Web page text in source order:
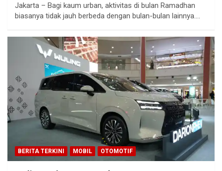
Jakarta – Bagi kaum urban, aktivitas di bulan Ramadhan
biasanya tidak jauh berbeda dengan bulan-bulan lainnya.…
BERITA TERKINI MOBIL OTOMOTIF